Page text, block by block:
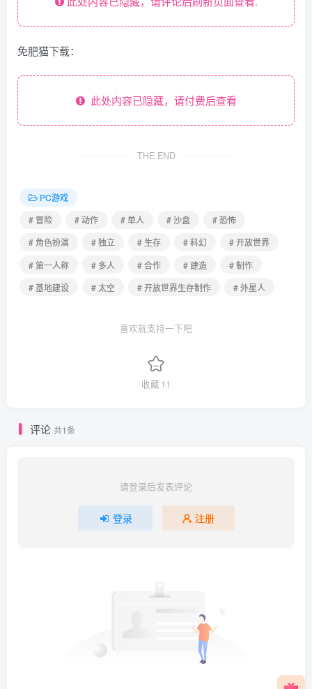
免肥猫下载：
此处内容已隐藏，请付费后查看
THE END
PC游戏
# 冒险
# 动作 # 单人 # 沙盒
# 恐怖
# 角色扮演
# 独立 # 生存 # 科幻
# 开放世界
# 第一人称
# 多人 # 合作 # 建造
# 制作
# 基地建设
# 太空 # 开放世界生存制作 # 外星人
喜欢就支持一下吧
收藏 11
评论 共1条
请登录后发表评论
登录 注册